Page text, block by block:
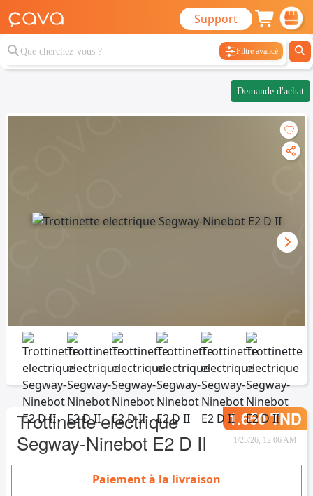
Support
Filtre avancé
Demande d'achat
Trottinette electrique
Segway-Ninebot E2 D II
1.650 TND
1/25/26, 12:06 AM
Paiement à la livraison